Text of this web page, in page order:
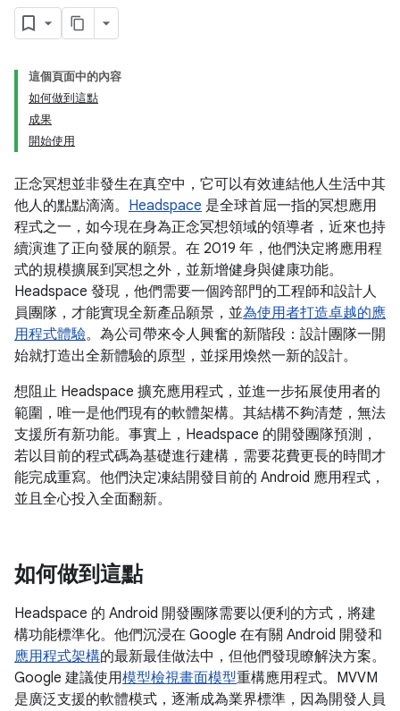
這個頁面中的內容
如何做到這點
成果
開始使用
正念冥想並非發生在真空中，它可以有效連結他人生活中其
他人的點點滴滴。 Headspace 是全球首屈一指的冥想應用
程式之一，如今現在身為正念冥想領域的領導者，近來也持
續演進了正向發展的願景。在 2019 年，他們決定將應用程
式的規模擴展到冥想之外，並新增健身與健康功能。
Headspace 發現，他們需要一個跨部門的工程師和設計人
員團隊，才能實現全新產品願景，並為使用者打造卓越的應
用程式體驗。為公司帶來令人興奮的新階段：設計團隊一開
始就打造出全新體驗的原型，並採用煥然一新的設計。
想阻止 Headspace 擴充應用程式，並進一步拓展使用者的
範圍，唯一是他們現有的軟體架構。其結構不夠清楚，無法
支援所有新功能。事實上，Headspace 的開發團隊預測，
若以目前的程式碼為基礎進行建構，需要花費更長的時間才
能完成重寫。他們決定凍結開發目前的 Android 應用程式，
並且全心投入全面翻新。
如何做到這點
Headspace 的 Android 開發團隊需要以便利的方式，將建
構功能標準化。他們沉浸在 Google 在有關 Android 開發和
應用程式架構的最新最佳做法中，但他們發現瞭解決方案。
Google 建議使用模型檢視畫面模型重構應用程式。MVVM
是廣泛支援的軟體模式，逐漸成為業界標準，因為開發人員